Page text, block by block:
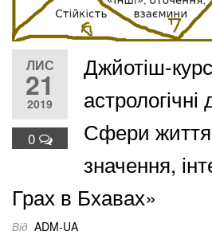
ЛИС
21
2019
0
Джйотіш-
Сфери життя,
значення,
Грах в Бхавах»
Від ADM-UA